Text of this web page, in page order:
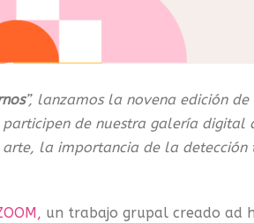
”, lanzamos la novena edición
de nuestra galería digital
la importancia de la detección
un trabajo grupal creado ad